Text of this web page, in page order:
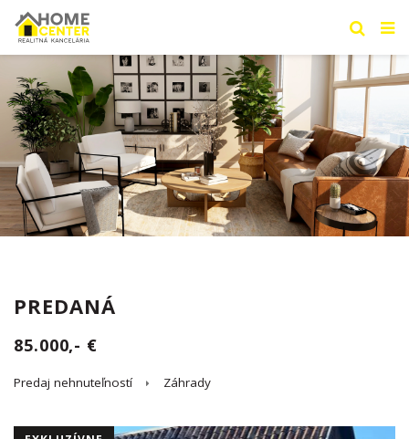
PREDANÁ
85.000,- €
Predaj nehnuteľností Záhrady